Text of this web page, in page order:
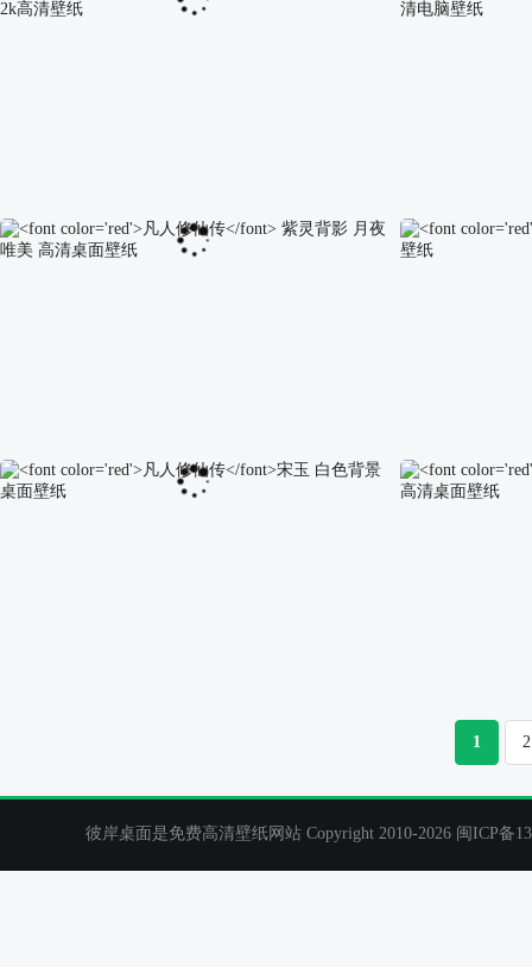
紫灵凡人修仙传缤纷夏日 2k高清壁纸 韩立水墨画凡
凡人修仙传紫灵背影 月夜唯美 高清桌面壁纸 凡人修仙传菡云
1 2
彼岸桌面是免费高清壁纸网站 Copyright 2010-2026 闽ICP备